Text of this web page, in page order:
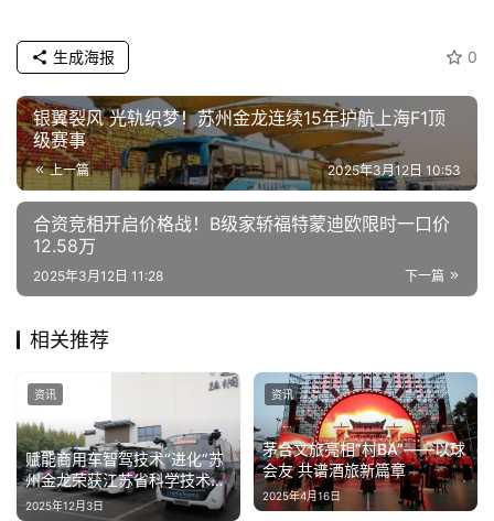
页
资
讯
0
生成海报
银翼裂风 光轨织梦！苏州金龙连续15年护航上海F1顶
级赛事
上一篇 2025年3月12日 10:53
合资竞相开启价格战！B级家轿福特蒙迪欧限时一口价
12.58万
下一篇
2025年3月12日 11:28
相关推荐
赋能商用车智驾技术“进化”苏
州金龙荣获江苏省科学技术奖
二等奖
2025年12月3日
资讯
茅台文旅亮相“村BA”——以球
会友 共谱酒旅新篇章
2025年4月16日
资讯